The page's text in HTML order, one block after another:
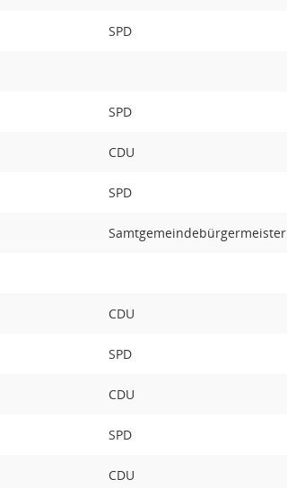
SPD
SPD
CDU
SPD
Samtgemeindebürgermeister
CDU
SPD
CDU
SPD
CDU